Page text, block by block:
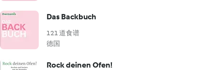
Das Backbuch
121 道食谱
德国
Rock deinen Ofen!